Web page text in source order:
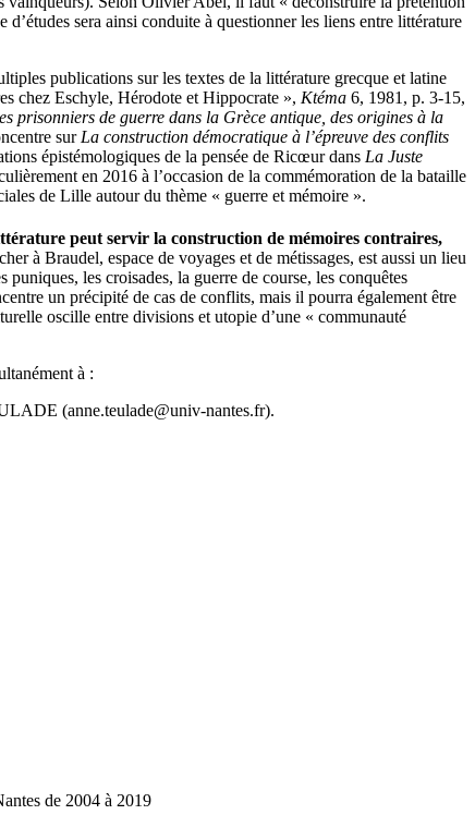
sera ainsi conduite à questionner les liens entre littérature
publications sur les textes de la littérature grecque et latine
chez Eschyle, Hérodote et Hippocrate », Ktéma 6, 1981, p. 3-15,
prisonniers de guerre dans la Grèce antique, des origines à la
sur La construction démocratique à l’épreuve des conflits
épistémologiques de la pensée de Ricœur dans La Juste
en 2016 à l’occasion de la commémoration de la bataille
de Lille autour du thème « guerre et mémoire ».
peut servir la construction de mémoires contraires,
à Braudel, espace de voyages et de métissages, est aussi un lieu
les croisades, la guerre de course, les conquêtes
un précipité de cas de conflits, mais il pourra également être
oscille entre divisions et utopie d’une « communauté
à :
(anne.teulade@univ-nantes.fr).
de 2004 à 2019